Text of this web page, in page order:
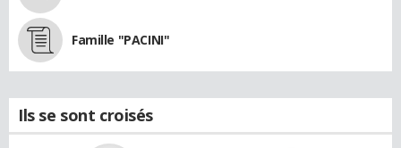
Famille "PACINI"
Ils se sont croisés